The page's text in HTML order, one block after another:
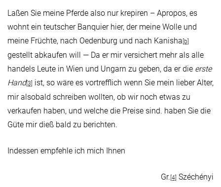
Laßen Sie meine Pferde also nur krepiren – Apropos, es
wohnt ein teutscher Banquier hier, der meine Wolle und
meine Früchte, nach Oedenburg und nach Kanisha [b]
gestellt abkaufen will — Da er mir versichert mehr als alle
handels Leute in Wien und Ungarn zu geben, da er die erste
Hand[3]
ist, so wäre es vortrefflich wenn Sie mein lieber Alter,
mir alsobald schreiben wollten, ob wir noch etwas zu
verkaufen haben, und welche die Preise sind. haben Sie die
Güte mir dieß bald zu berichten.
Indessen empfehle ich mich Ihnen
Gr. [4] Széchényi